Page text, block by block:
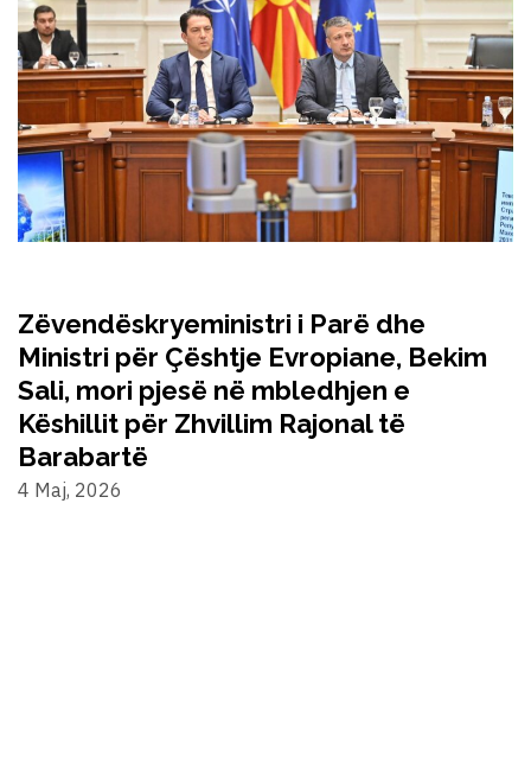
Zëvendëskryeministri i Parë dhe
Ministri për Çështje Evropiane, Bekim
Sali, mori pjesë në mbledhjen e
Këshillit për Zhvillim Rajonal të
Barabartë
4 Maj, 2026